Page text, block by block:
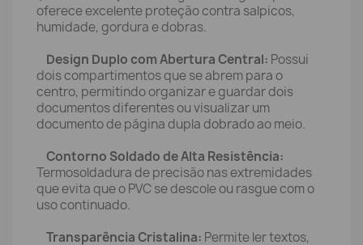
oferece excelente proteção contra salpicos,
humidade, gordura e dobras.
Design Duplo com Abertura Central: Possui
dois compartimentos que se abrem para o
centro, permitindo organizar e guardar dois
documentos diferentes ou visualizar um
documento de página dupla dobrado ao meio.
Contorno Soldado de Alta Resistência:
Termosoldadura de precisão nas extremidades
que evita que o PVC se descole ou rasgue com o
uso continuado.
Transparência Cristalina: Permite ler textos,